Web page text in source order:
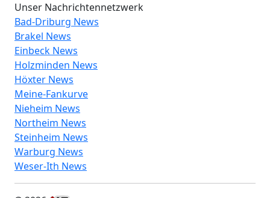
Unser Nachrichtennetzwerk
Bad-Driburg News
Brakel News
Einbeck News
Holzminden News
Höxter News
Meine-Fankurve
Nieheim News
Northeim News
Steinheim News
Warburg News
Weser-Ith News